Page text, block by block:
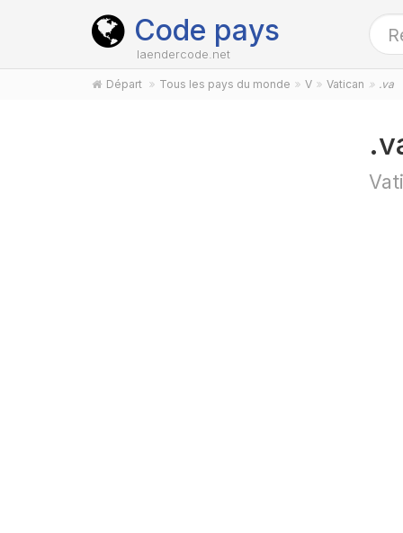
Code pays
laendercode.net
Départ Tous les pays du monde V Vatican .va